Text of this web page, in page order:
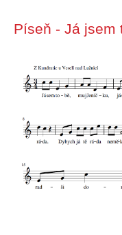
Píseň - Já jsem